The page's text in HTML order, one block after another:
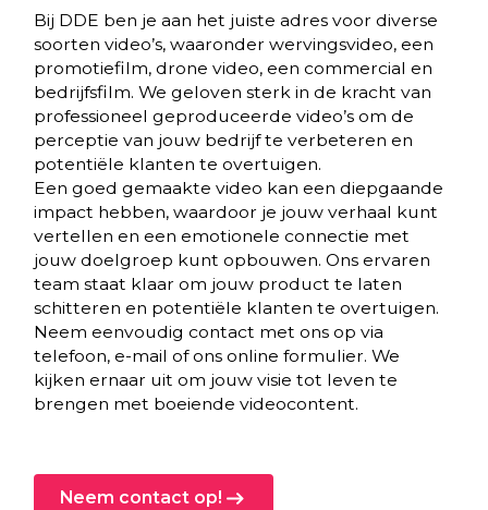
Bij DDE ben je aan het juiste adres voor diverse
soorten video’s, waaronder wervingsvideo, een
promotiefilm, drone video, een commercial en
bedrijfsfilm. We geloven sterk in de kracht van
professioneel geproduceerde video’s om de
perceptie van jouw bedrijf te verbeteren en
potentiële klanten te overtuigen.
Een goed gemaakte video kan een diepgaande
impact hebben, waardoor je jouw verhaal kunt
vertellen en een emotionele connectie met
jouw doelgroep kunt opbouwen. Ons ervaren
team staat klaar om jouw product te laten
schitteren en potentiële klanten te overtuigen.
Neem eenvoudig contact met ons op via
telefoon, e-mail of ons online formulier. We
kijken ernaar uit om jouw visie tot leven te
brengen met boeiende videocontent.
Neem contact op!